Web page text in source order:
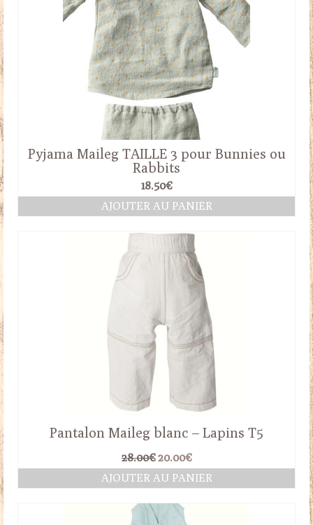
Pyjama Maileg TAILLE 3 pour Bunnies ou
Rabbits
18.50€
AJOUTER AU PANIER
Pantalon Maileg blanc – Lapins T5
28.00€ Le
prix
initial
28.00€.
20.00€Le
prix
actuel
AJOUTER AU PANIER